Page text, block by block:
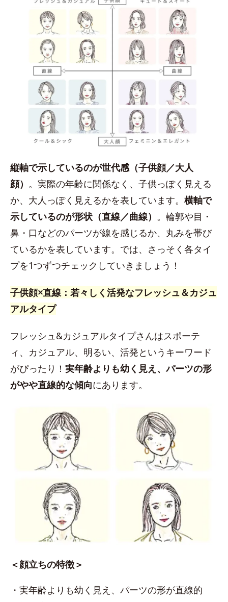
縦軸で示しているのが世代感（子供顔／大人
顔） 。実際の年齢に関係なく、子供っぽく見える
か、大人っぽく見えるかを表しています。 横軸で
示しているのが形状（直線／曲線） 。輪郭や目・
鼻・口などのパーツが線を感じるか、丸みを帯び
ているかを表しています。では、さっそく各タイ
プを1つずつチェックしていきましょう！
子供顔×直線：若々しく活発なフレッシュ＆カジュ
アルタイプ
フレッシュ&カジュアルタイプさんはスポーテ
ィ、カジュアル、明るい、活発というキーワード
がぴったり！ 実年齢よりも幼く見え、パーツの形
がやや直線的な傾向にあります。
＜顔立ちの特徴＞
・実年齢よりも幼く見え、パーツの形が直線的